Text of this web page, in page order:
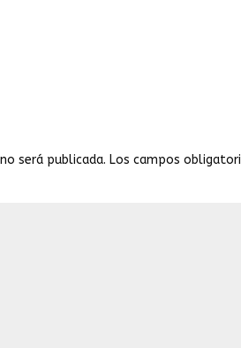
será publicada. Los campos